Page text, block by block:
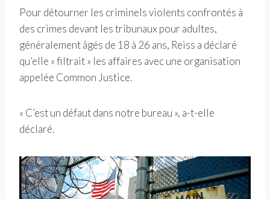
Pour détourner les criminels violents confrontés à
des crimes devant les tribunaux pour adultes,
généralement âgés de 18 à 26 ans, Reiss a déclaré
qu’elle « filtrait » les affaires avec une organisation
appelée Common Justice.
« C’est un défaut dans notre bureau », a-t-elle
déclaré.